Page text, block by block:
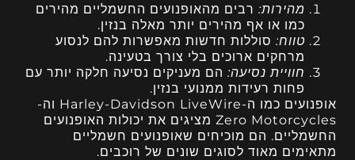
מהירות: רבים מהאופנועים החשמליים מהירים
כמו או אף מהירים יותר מאלה בנזין.
טווח: סוללות חדשות מאפשרות להם לנסוע
מרחקים ארוכים בלי צורך בטעינה.
חוויית נסיעה: הם מעניקים נסיעה חלקה יותר עם
פחות רעידות ממנועי בנזין.
אופנועים כמו ה-Harley-Davidson LiveWire וה-
Zero Motorcycles מציגים את יכולות האופנועים
החשמליים. הם מוכיחים שאופנועים חשמליים
מתאימים מאוד לסוגים שונים של רוכבים.